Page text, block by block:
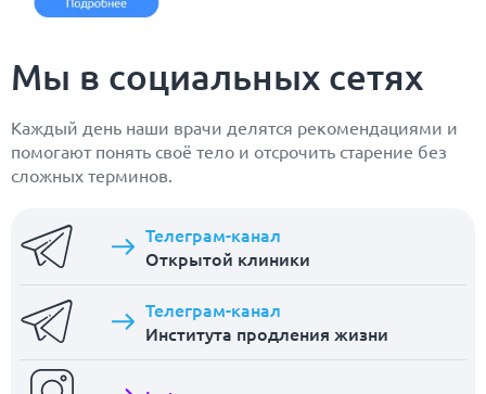
Мы в социальных сетях
Каждый день наши врачи делятся рекомендациями и
помогают понять своё тело и отсрочить старение без
сложных терминов.
Телеграм-канал
Открытой клиники
Телеграм-канал
Института продления жизни